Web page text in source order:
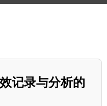
记录与分析的